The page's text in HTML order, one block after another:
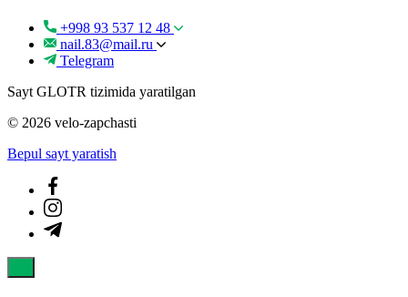
+998 93 537 12 48
nail.83@mail.ru
Telegram
Sayt GLOTR tizimida yaratilgan
© 2026 velo-zapchasti
Bepul sayt yaratish